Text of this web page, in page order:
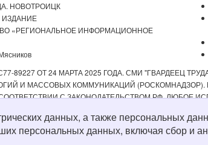
НОВОТРОИЦК
«РЕГИОНАЛЬНОЕ ИНФОРМАЦИОННОЕ
89227 ОТ 24 МАРТА 2025 ГОДА. СМИ "ГВАРДЕЕЦ
И МАССОВЫХ КОММУНИКАЦИЙ (РОСКОМНАДЗОР).
С ЗАКОНОДАТЕЛЬСТВОМ РФ. ЛЮБОЕ
ТАКЖЕ ЗА СОДЕРЖАНИЕ ВЕБ-САЙТОВ, НА КОТОРЫЕ
данных, а также персональных
персональных данных, включая сбор и